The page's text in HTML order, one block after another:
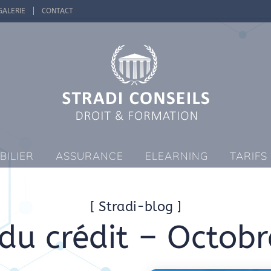
CONTACT
ASSURANCE ELEARNING
[ Stradi-blog ]
crédit –